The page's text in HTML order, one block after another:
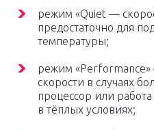
режим «Quiet —
предостаточно для
температуры;
режим
скорости в случаях
процессор или
в тёплых условиях;